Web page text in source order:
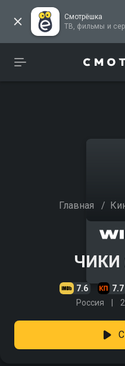
Смотрёшка
ТВ,
Главная /
ЧИКИ
7.6 7.7
Россия